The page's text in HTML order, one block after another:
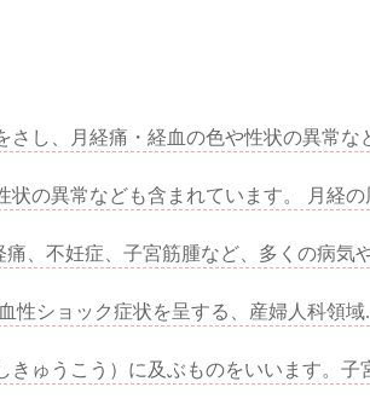
し、月経痛・経血の色や性状の異常な
の異常なども含まれています。 月経の
、不妊症、子宮筋腫など、多くの病気
ショック症状を呈する、産婦人科領域
ゅうこう）に及ぶものをいいます。子